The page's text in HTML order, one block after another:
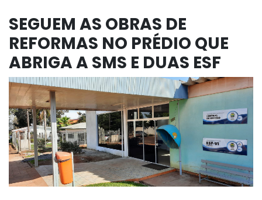
SEGUEM AS OBRAS DE
REFORMAS NO PRÉDIO QUE
ABRIGA A SMS E DUAS ESF